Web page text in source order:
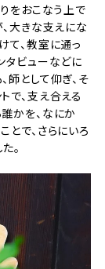
をおこなう上で
、大きな支えにな
て、教室に通っ
タビューなどに
師として仰ぎ、そ
で、支え合える
かを、なにか
とで、さらにいろ
。